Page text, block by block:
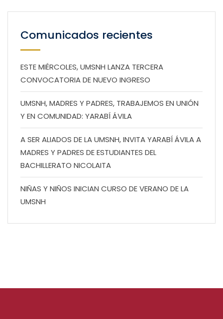
Comunicados recientes
ESTE MIÉRCOLES, UMSNH LANZA TERCERA
CONVOCATORIA DE NUEVO INGRESO
UMSNH, MADRES Y PADRES, TRABAJEMOS EN UNIÓN
Y EN COMUNIDAD: YARABÍ ÁVILA
A SER ALIADOS DE LA UMSNH, INVITA YARABÍ ÁVILA A
MADRES Y PADRES DE ESTUDIANTES DEL
BACHILLERATO NICOLAITA
NIÑAS Y NIÑOS INICIAN CURSO DE VERANO DE LA
UMSNH